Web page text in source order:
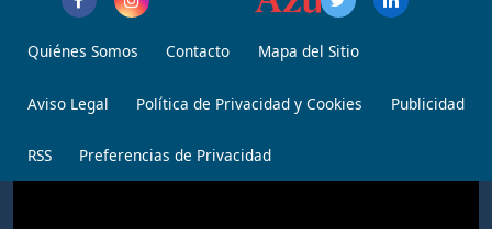
Quiénes Somos Contacto Mapa del Sitio
Aviso Legal Política de Privacidad y Cookies Publicidad
RSS Preferencias de Privacidad